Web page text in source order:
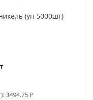
(уп 5000шт)
3494.75₽